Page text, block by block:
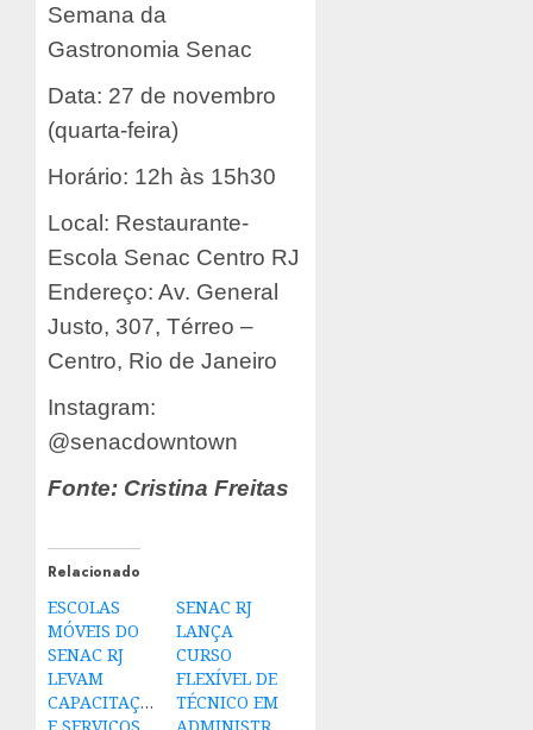
Semana da
Gastronomia Senac
Data: 27 de novembro
(quarta-feira)
Horário: 12h às 15h30
Local: Restaurante-
Escola Senac Centro RJ
Endereço: Av. General
Justo, 307, Térreo –
Centro, Rio de Janeiro
Instagram:
@senacdowntown
Fonte: Cristina Freitas
Relacionado
ESCOLAS
MÓVEIS DO
SENAC RJ
LEVAM
CAPACITAÇÃO
E SERVIÇOS
SENAC RJ
LANÇA
CURSO
FLEXÍVEL DE
TÉCNICO EM
ADMINISTRAÇÃO